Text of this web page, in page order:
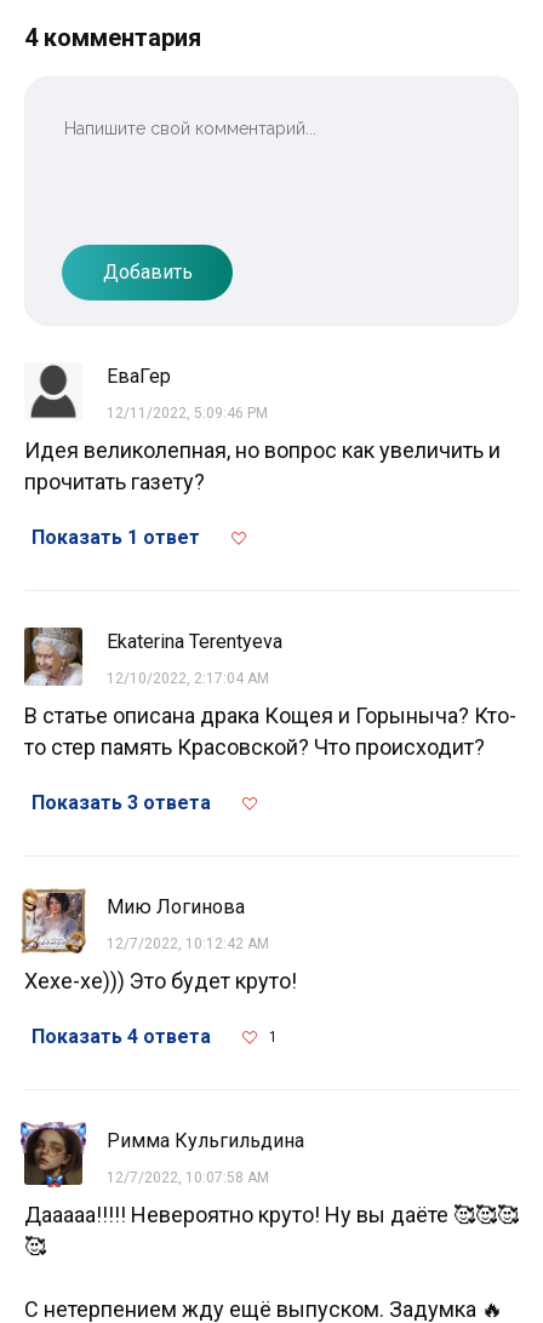
4 комментария
Добавить
ЕваГер
12/11/2022, 5:09:46 PM
Идея великолепная, но вопрос как увеличить и
прочитать газету?
Показать 1 ответ
Ekaterina Terentyeva
12/10/2022, 2:17:04 AM
В статье описана драка Кощея и Горыныча? Кто-
то стер память Красовской? Что происходит?
Показать 3 ответа
Мию Логинова
12/7/2022, 10:12:42 AM
Хехе-хе))) Это будет круто!
Показать 4 ответа 1
Римма Кульгильдина
12/7/2022, 10:07:58 AM
Дааааа!!!!! Невероятно круто! Ну вы даёте 🥰🥰🥰
🥰
С нетерпением жду ещё выпуском. Задумка 🔥